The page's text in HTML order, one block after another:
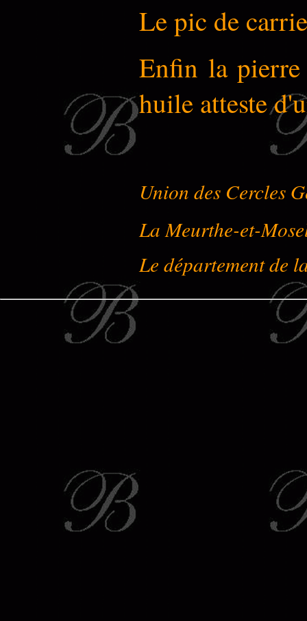
Le pic de
Enfin la pierre
huile atteste
Union des Cercles
La Meurthe-et-
Le département de